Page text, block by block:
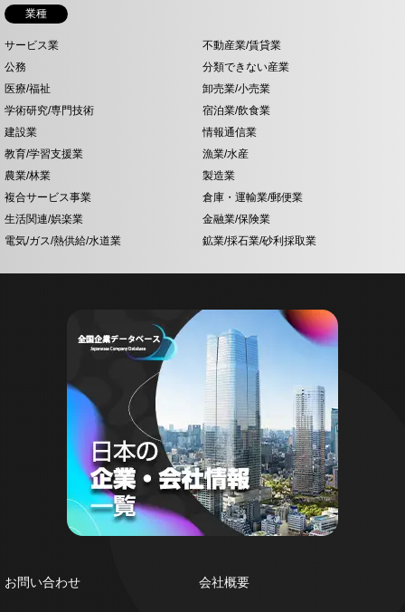
業種
サービス業
不動産業/賃貸業
公務
分類できない産業
医療/福祉
卸売業/小売業
学術研究/専門技術
宿泊業/飲食業
建設業
情報通信業
教育/学習支援業
漁業/水産
農業/林業
製造業
複合サービス事業
倉庫・運輸業/郵便業
生活関連/娯楽業
金融業/保険業
電気/ガス/熱供給/水道業
鉱業/採石業/砂利採取業
お問い合わせ 会社概要